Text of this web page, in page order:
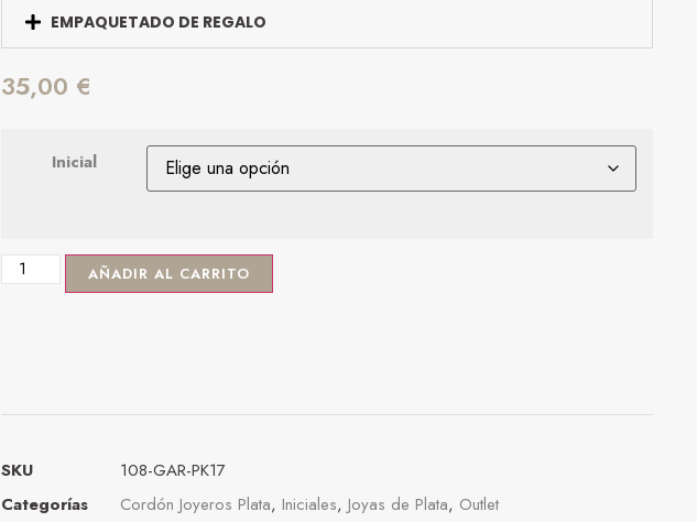
EMPAQUETADO DE REGALO
35,00 €
Inicial
AÑADIR AL CARRITO
SKU
108-GAR-PK17
Categorías
Cordón Joyeros Plata, Iniciales, Joyas de Plata, Outlet